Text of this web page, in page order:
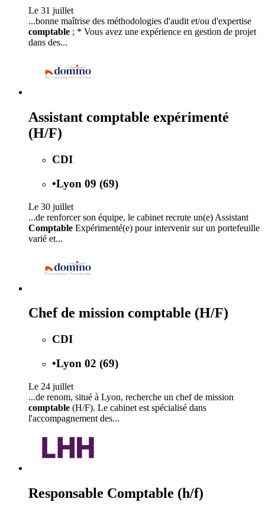
Le 31 juillet
...bonne maîtrise des méthodologies d'audit et/ou d'expertise
comptable ; * Vous avez une expérience en gestion de projet
dans des...
Assistant comptable expérimenté
(H/F)
CDI
•Lyon 09 (69)
Le 30 juillet
...de renforcer son équipe, le cabinet recrute un(e) Assistant
Comptable Expérimenté(e) pour intervenir sur un portefeuille
varié et...
Chef de mission comptable (H/F)
CDI
•Lyon 02 (69)
Le 24 juillet
...de renom, situé à Lyon, recherche un chef de mission
comptable (H/F). Le cabinet est spécialisé dans
l'accompagnement des...
Responsable Comptable (h/f)